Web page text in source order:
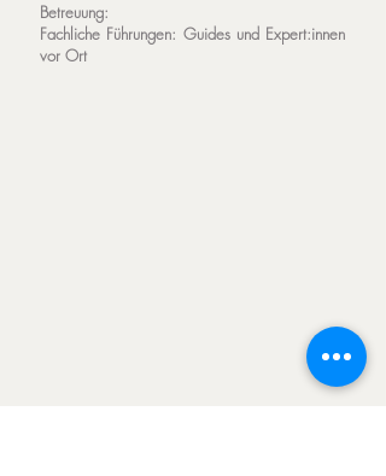
Betreuung:
Fachliche Führungen: Guides und Expert:innen
vor Ort